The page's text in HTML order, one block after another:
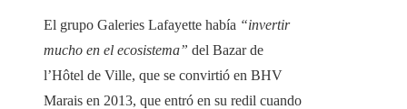
El grupo Galeries Lafayette había “invertir
mucho en el ecosistema” del Bazar de
l’Hôtel de Ville, que se convirtió en BHV
Marais en 2013, que entró en su redil cuando